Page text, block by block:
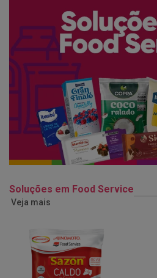
Soluções em Food Service
Veja mais